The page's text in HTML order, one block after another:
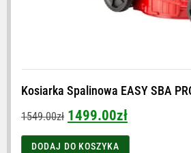
Kosiarka Spalinowa EASY SBA
1549.00zł 1499.00zł
DODAJ DO KOSZYKA